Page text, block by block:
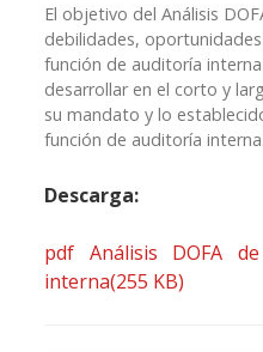
El objetivo del Análisis
debilidades,
función de auditoría
desarrollar en el corto y
su mandato y lo
función de auditoría interna.
Descarga:
pdf Análisis DOFA
interna(255 KB)